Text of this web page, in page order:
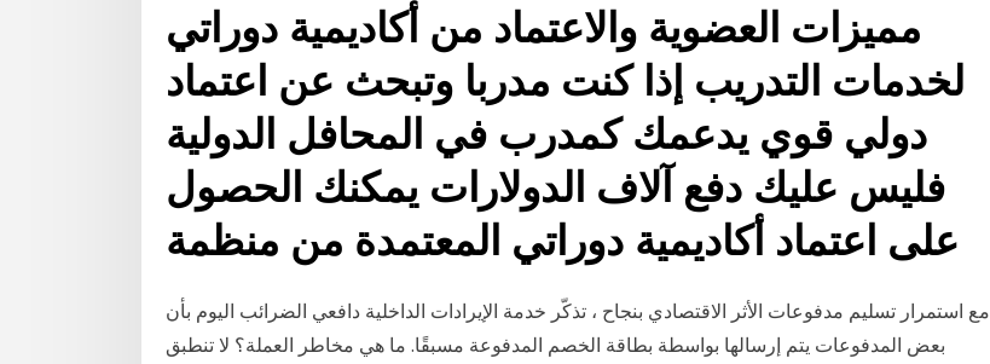
مميزات العضوية والاعتماد من أكاديمية دوراتي
لخدمات التدريب إذا كنت مدربا وتبحث عن اعتماد
دولي قوي يدعمك كمدرب في المحافل الدولية
فليس عليك دفع آلاف الدولارات يمكنك الحصول
على اعتماد أكاديمية دوراتي المعتمدة من منظمة
مع استمرار تسليم مدفوعات الأثر الاقتصادي بنجاح ، تذكّر خدمة الإيرادات الداخلية دافعي الضرائب اليوم بأن
بعض المدفوعات يتم إرسالها بواسطة بطاقة الخصم المدفوعة مسبقًا. ما هي مخاطر العملة؟ لا تنطبق